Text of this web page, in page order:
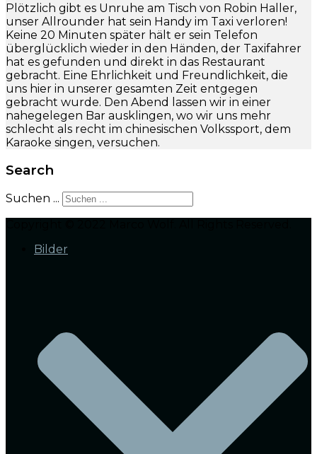
Plötzlich gibt es Unruhe am Tisch von Robin Haller,
unser Allrounder hat sein Handy im Taxi verloren!
Keine 20 Minuten später hält er sein Telefon
überglücklich wieder in den Händen, der Taxifahrer
hat es gefunden und direkt in das Restaurant
gebracht. Eine Ehrlichkeit und Freundlichkeit, die
uns hier in unserer gesamten Zeit entgegen
gebracht wurde. Den Abend lassen wir in einer
nahegelegen Bar ausklingen, wo wir uns mehr
schlecht als recht im chinesischen Volkssport, dem
Karaoke singen, versuchen.
Search
Suchen ...
Bilder